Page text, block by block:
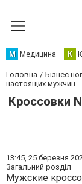
М Медицина К
Головна Бізнес
настоящих мужчин
Кроссовки
13:45, 25 березня
Загальний розділ
Мужские